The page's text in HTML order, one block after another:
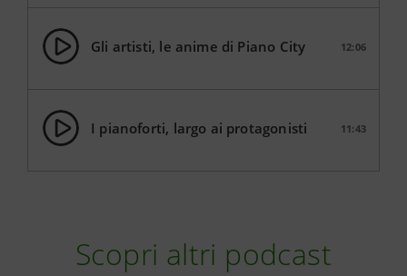
Gli artisti, le anime di Piano City 12:06
I pianoforti, largo ai protagonisti 11:43
Scopri altri podcast